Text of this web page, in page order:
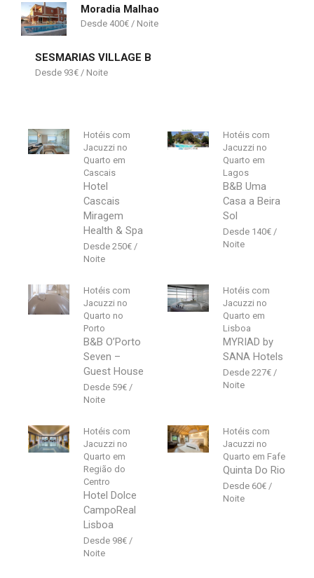
Moradia Malhao
400€
SESMARIAS VILLAGE B
93€
Hotéis com
Jacuzzi no
Quarto em
Cascais
Hotel
Cascais
Miragem
Health & Spa
250€
Hotéis com
Jacuzzi no
Quarto em
Lagos
B&B Uma
Casa a Beira
Sol
140€
Hotéis com
Jacuzzi no
Quarto no
Porto
B&B O’Porto
Seven –
Guest House
59€
Hotéis com
Jacuzzi no
Quarto em
Lisboa
MYRIAD by
SANA Hotels
227€
Hotéis com
Jacuzzi no
Quarto em
Região do
Centro
Hotel Dolce
CampoReal
Lisboa
98€
Hotéis com
Jacuzzi no
Quarto em Fafe
Quinta Do Rio
60€